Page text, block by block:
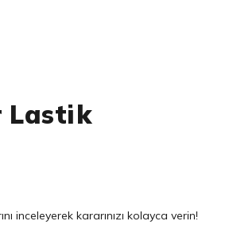
Lastik
inceleyerek kararınızı kolayca verin!